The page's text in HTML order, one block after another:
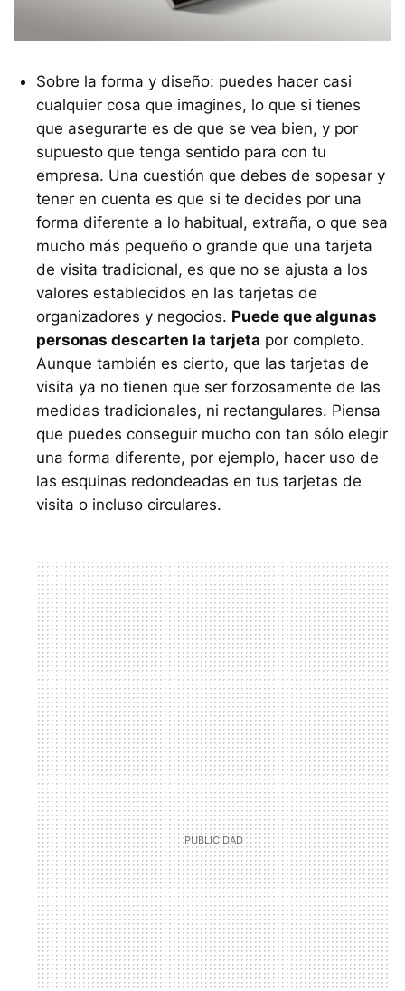
Sobre la forma y diseño: puedes hacer casi
cualquier cosa que imagines, lo que si tienes
que asegurarte es de que se vea bien, y por
supuesto que tenga sentido para con tu
empresa. Una cuestión que debes de sopesar y
tener en cuenta es que si te decides por una
forma diferente a lo habitual, extraña, o que sea
mucho más pequeño o grande que una tarjeta
de visita tradicional, es que no se ajusta a los
valores establecidos en las tarjetas de
organizadores y negocios. Puede que algunas
personas descarten la tarjeta por completo.
Aunque también es cierto, que las tarjetas de
visita ya no tienen que ser forzosamente de las
medidas tradicionales, ni rectangulares. Piensa
que puedes conseguir mucho con tan sólo elegir
una forma diferente, por ejemplo, hacer uso de
las esquinas redondeadas en tus tarjetas de
visita o incluso circulares.